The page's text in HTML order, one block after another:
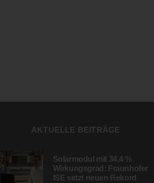
AKTUELLE BEITRÄGE
Solarmodul mit 34,4 %
Wirkungsgrad: Fraunhofer
ISE setzt neuen Rekord